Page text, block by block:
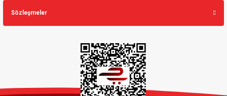
Sözleşmeler